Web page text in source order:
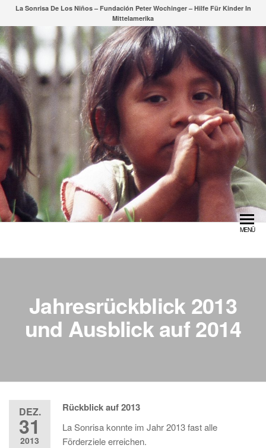
Zum
springen
La Sonrisa De Los Niños – Fundación Peter Wochinger – Hilfe Für Kinder In
Mittelamerika
MENÜ
Jahresrückblick 2013
und Ausblick auf 2014
DEZ.
31
2013
Rückblick auf 2013
La Sonrisa konnte im Jahr 2013 fast alle
Förderziele erreichen.